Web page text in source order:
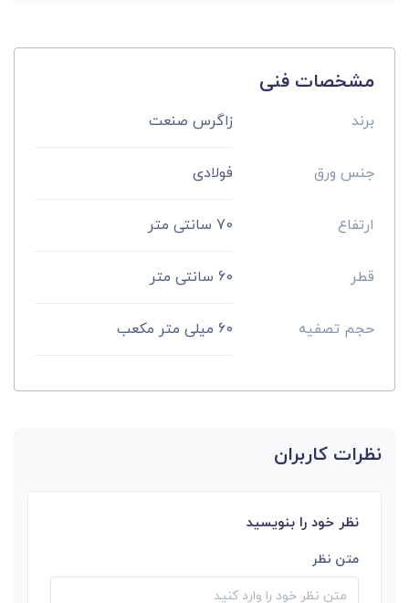
مشخصات فنی
برند زاگرس صنعت
جنس ورق فولادی
ارتفاع 70 سانتی متر
قطر 60 سانتی متر
حجم تصفیه 60 میلی متر مکعب
نظرات کاربران
نظر خود را بنویسید
متن نظر